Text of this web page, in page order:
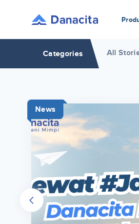
Categories All
News